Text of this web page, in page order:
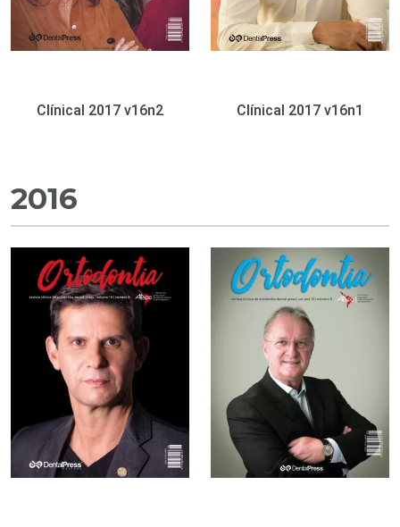
Clínical 2017 v16n2 Clínical 2017 v16n1
2016